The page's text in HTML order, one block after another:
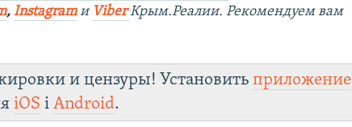
,Instagramи ViberКрым.Реалии. Рекомендуем вам
и цензуры! Установитьприложение
iOS іAndroid.